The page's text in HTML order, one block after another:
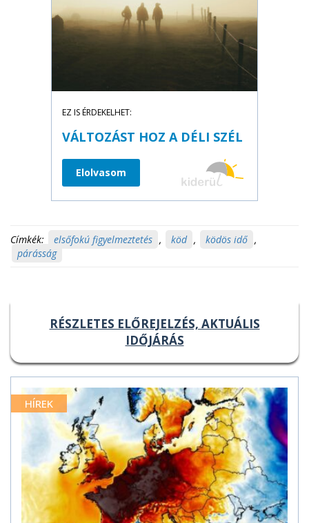
EZ IS ÉRDEKELHET:
VÁLTOZÁST HOZ A DÉLI SZÉL
Elolvasom
Címkék: elsőfokú figyelmeztetés , köd , ködös idő ,
párásság
RÉSZLETES ELŐREJELZÉS, AKTUÁLIS
IDŐJÁRÁS
HÍREK